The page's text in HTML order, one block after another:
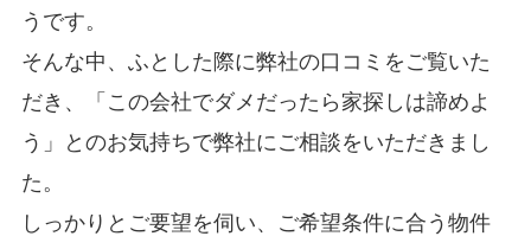
うです。
そんな中、ふとした際に弊社の口コミをご覧いた
だき、「この会社でダメだったら家探しは諦めよ
う」とのお気持ちで弊社にご相談をいただきまし
た。
しっかりとご要望を伺い、ご希望条件に合う物件